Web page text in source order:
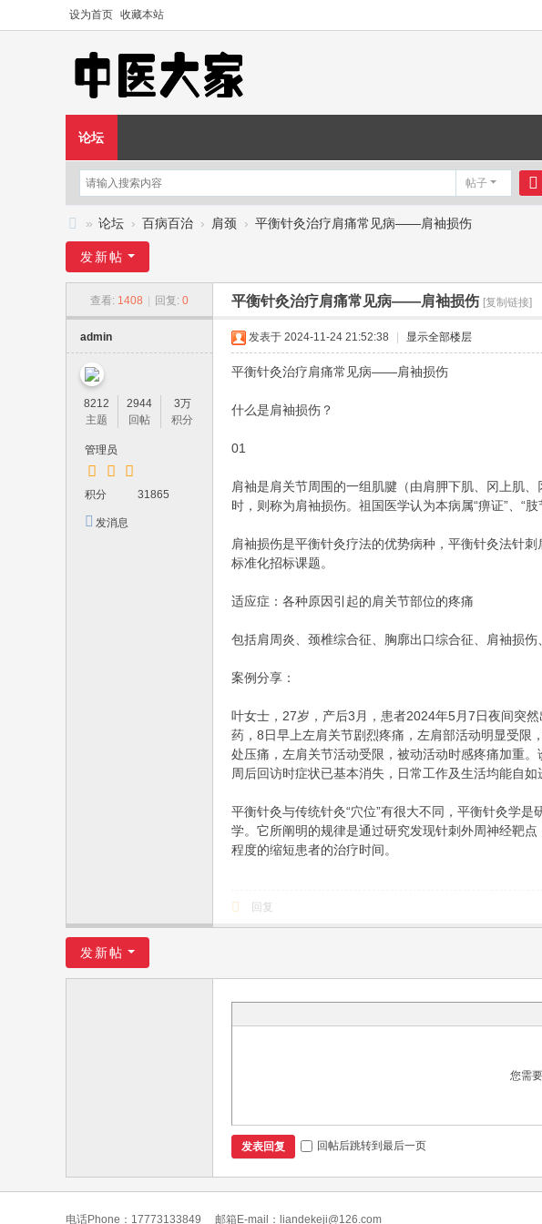
设为首页 收藏本站
论坛
帖子
医
—
» 论坛 › 百病百治 › 肩颈 › 平衡针灸治疗肩痛常见病——肩袖损伤
发新帖
查看: 1408 回复: 0 平衡针灸治疗肩痛常见病——肩袖损伤 [复制链接]
admin
8212
主题
2944
回帖
3万
积分
管理员
积分 31865
发消息
发表于 2024-11-24 21:52:38 显示全部楼层
平衡针灸治疗肩痛常见病——肩袖损伤
什么是肩袖损伤？
01
肩袖是肩关节周围的一组肌腱（由肩胛下肌、冈上肌
时，则称为肩袖损伤。祖国医学认为本病属“痹证”、“
肩袖损伤是平衡针灸疗法的优势病种，平衡针灸法针
标准化招标课题。
适应症：各种原因引起的肩关节部位的疼痛
包括肩周炎、颈椎综合征、胸廓出口综合征、肩袖损
案例分享：
叶女士，27岁，产后3月，患者2024年5月7日夜间突
药，8日早上左肩关节剧烈疼痛，左肩部活动明显受限
处压痛，左肩关节活动受限，被动活动时感疼痛加重
周后回访时症状已基本消失，日常工作及生活均能自如
平衡针灸与传统针灸“穴位”有很大不同，平衡针灸学
学。它所阐明的规律是通过研究发现针刺外周神经靶
程度的缩短患者的治疗时间。
回复
发新帖
您需
发表回复 回帖后跳转到最后一页
电话Phone：17773133849 邮箱E-mail：liandekeji@126.com